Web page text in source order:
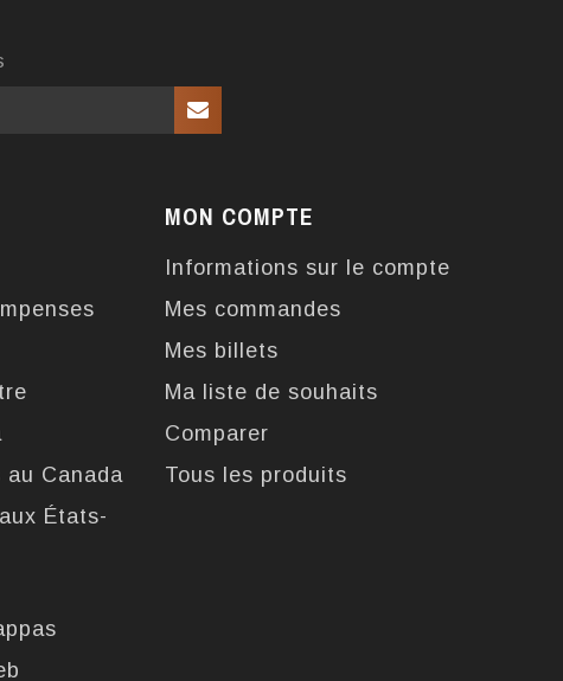
au Canada
États-
MON COMPTE
Informations sur le compte
Mes commandes
Mes billets
Ma liste de souhaits
Comparer
Tous les produits